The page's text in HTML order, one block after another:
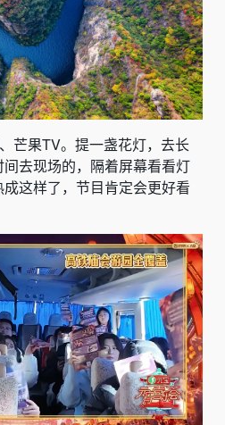
芒果TV。提一盏花灯，去长
去现场的，隔着屏幕看看灯
这样了，节目肯定会更好看